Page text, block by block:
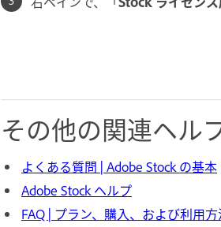
その他の関連ヘル
よくある質問 | Adobe Stock の基本
Adobe Stock ヘルプ
FAQ | プラン、購入、および利用